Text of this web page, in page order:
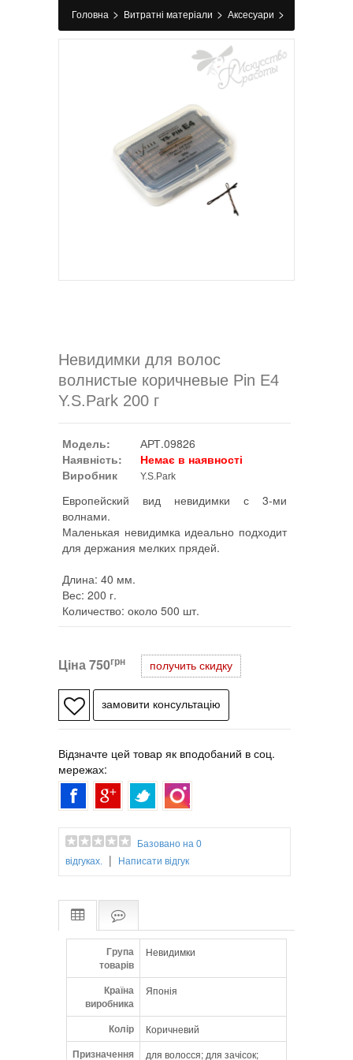
Головна > Витратні матеріали > Аксесуари >
Невидимки>Невидимки для волос волнистые
коричневые Pin E4 Y.S.Park 200 г
Невидимки для волос
волнистые коричневые Pin E4
Y.S.Park 200 г
Модель:
АРТ.09826
Наявність:
Немає в наявності
Виробник
Y.S.Park
Европейский вид невидимки с 3-ми
волнами.
Маленькая невидимка идеально подходит
для держания мелких прядей.
Длина: 40 мм.
Вес: 200 г.
Количество: около 500 шт.
Ціна750грн получить скидку
Відзначте цей товар як вподобаний в соц.
мережах:
Базовано на 0
відгуках.
| Написати відгук
Група
товарів
Невидимки
Країна
виробника
Японія
Колір Коричневий
Призначення для волосся; для зачісок;